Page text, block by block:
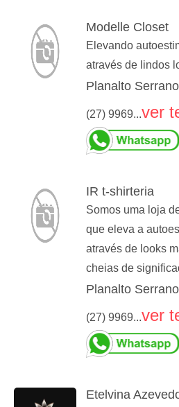
Modelle Closet
Elevando
através de lindos
Planalto
(27) 9969...ver
IR t-shirteria
Somos uma loja
que eleva a
através de looks
cheias de
Planalto
(27) 9969...ver
Etelvina